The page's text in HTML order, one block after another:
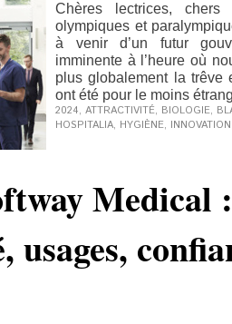
Chères lectrices,
olympiques et
à venir d’un futur
imminente à l’heure où
plus globalement la trêve
ont été pour le moins
2024, ATTRACTIVITÉ, BIOLOGIE,
HOSPITALIA, HYGIÈNE, INNOVATION
Medical
usages,